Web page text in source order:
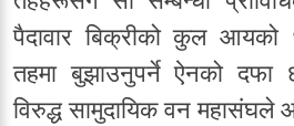
पैदावार बिक्रीको कुल आयको
तहमा बुझाउनुपर्ने ऐनको
विरुद्ध सामुदायिक वन महासंघले